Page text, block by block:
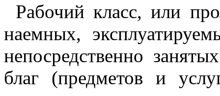
Рабочий класс, или
наемных,
непосредственно
благ (предметов и